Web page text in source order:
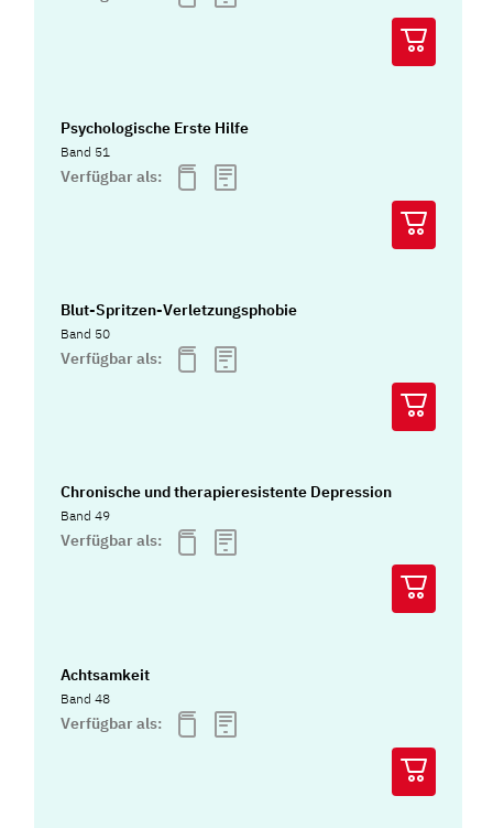
Psychologische Erste Hilfe
Band 51
Verfügbar als:
Blut-Spritzen-Verletzungsphobie
Band 50
Verfügbar als:
Chronische und therapieresistente Depression
Band 49
Verfügbar als:
Achtsamkeit
Band 48
Verfügbar als: